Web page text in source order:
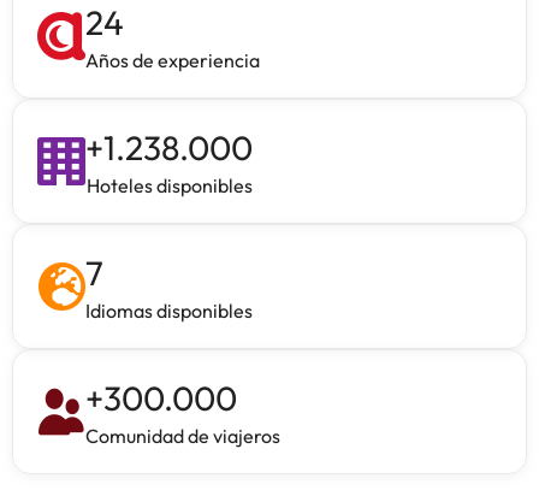
24
Años de experiencia
+1.238.000
Hoteles disponibles
7
Idiomas disponibles
+300.000
Comunidad de viajeros